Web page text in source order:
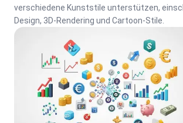
verschiedene Kunststile unterstützen,
Design, 3D-Rendering und Cartoon-Stile.